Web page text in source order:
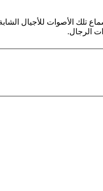
تلك الأصوات للأجيال
الرجال.